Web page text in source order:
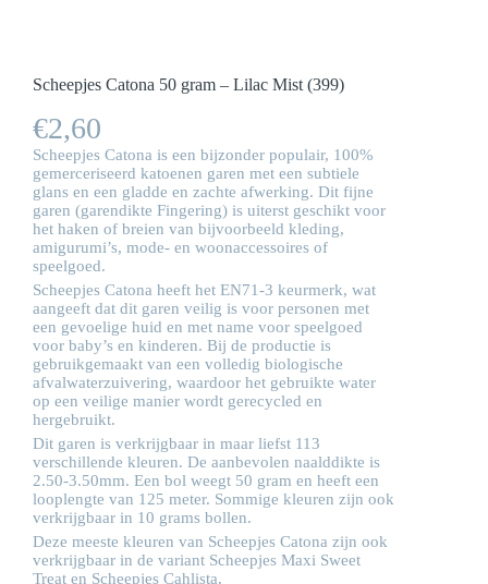
Scheepjes Catona 50 gram – Lilac Mist (399)
€2,60
Scheepjes Catona is een bijzonder populair, 100%
gemerceriseerd katoenen garen met een subtiele
glans en een gladde en zachte afwerking. Dit fijne
garen (garendikte Fingering) is uiterst geschikt voor
het haken of breien van bijvoorbeeld kleding,
amigurumi’s, mode- en woonaccessoires of
speelgoed.
Scheepjes Catona heeft het EN71-3 keurmerk, wat
aangeeft dat dit garen veilig is voor personen met
een gevoelige huid en met name voor speelgoed
voor baby’s en kinderen. Bij de productie is
gebruikgemaakt van een volledig biologische
afvalwaterzuivering, waardoor het gebruikte water
op een veilige manier wordt gerecycled en
hergebruikt.
Dit garen is verkrijgbaar in maar liefst 113
verschillende kleuren. De aanbevolen naalddikte is
2.50-3.50mm. Een bol weegt 50 gram en heeft een
looplengte van 125 meter. Sommige kleuren zijn ook
verkrijgbaar in 10 grams bollen.
Deze meeste kleuren van Scheepjes Catona zijn ook
verkrijgbaar in de variant Scheepjes Maxi Sweet
Treat en Scheepjes Cahlista.